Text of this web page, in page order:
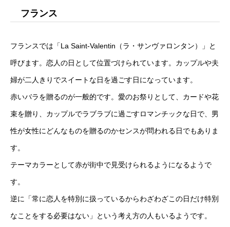
フランス
フランスでは「La Saint-Valentin（ラ・サンヴァロンタン）」と
呼びます。恋人の日として位置づけられています。カップルや夫
婦が二人きりでスイートな日を過ごす日になっています。
赤いバラを贈るのが一般的です。愛のお祭りとして、カードや花
束を贈り、カップルでラブラブに過ごすロマンチックな日で、男
性が女性にどんなものを贈るのかセンスが問われる日でもありま
す。
テーマカラーとして赤が街中で見受けられるようになるようで
す。
逆に「常に恋人を特別に扱っているからわざわざこの日だけ特別
なことをする必要はない」という考え方の人もいるようです。